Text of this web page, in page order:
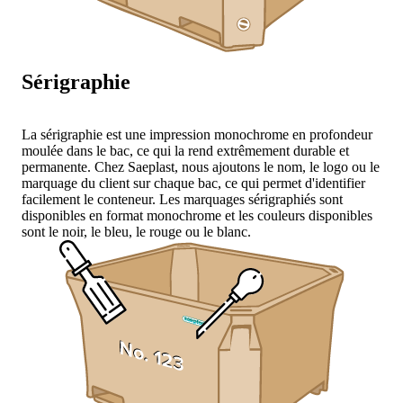
Sérigraphie
La sérigraphie est une impression monochrome en profondeur
moulée dans le bac, ce qui la rend extrêmement durable et
permanente. Chez Saeplast, nous ajoutons le nom, le logo ou le
marquage du client sur chaque bac, ce qui permet d'identifier
facilement le conteneur. Les marquages sérigraphiés sont
disponibles en format monochrome et les couleurs disponibles
sont le noir, le bleu, le rouge ou le blanc.